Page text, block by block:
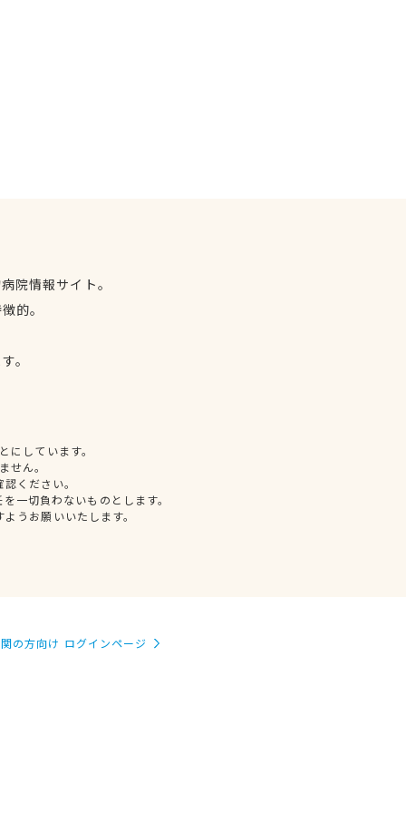
院情報サイト。
的。
。
しています。
せん。
ください。
一切負わないものとします。
うお願いいたします。
の方向け ログインページ